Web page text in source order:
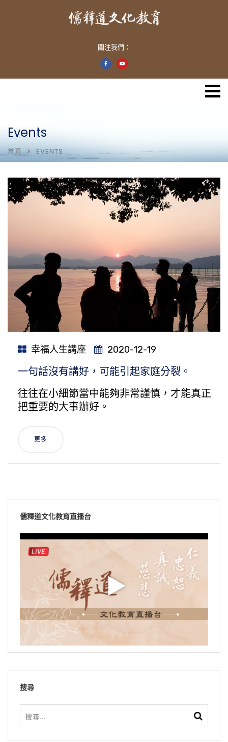
關注我們：
Events
首頁 EVENTS
幸福人生講座 2020-12-19
一句話沒有講好，可能引起家庭分裂。
往往在小細節當中能夠非常謹慎，才能真正
把重要的大事辦好。
更多
儒釋道文化教育直播台
搜尋